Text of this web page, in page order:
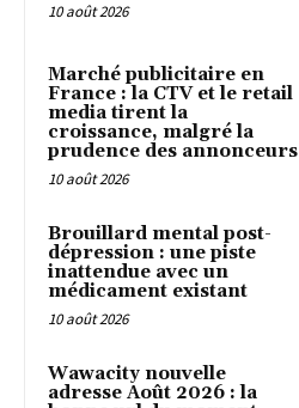
10 août 2026
Marché publicitaire en
France : la CTV et le retail
media tirent la
croissance, malgré la
prudence des annonceurs
10 août 2026
Brouillard mental post-
dépression : une piste
inattendue avec un
médicament existant
10 août 2026
Wawacity nouvelle
adresse Août 2026 : la